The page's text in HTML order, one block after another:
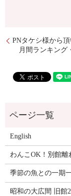
PNタケシ様から
月間ランキング
English
わんこOK！別館離
季節の魚との一期
昭和の大広間 旧館